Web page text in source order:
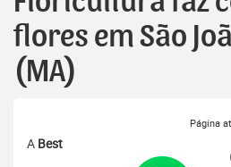
flores em São
(MA)
Página
A Best